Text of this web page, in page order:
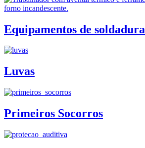
Equipamentos de soldadura
Luvas
Primeiros Socorros